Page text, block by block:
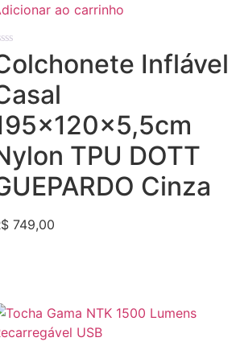
ao carrinho
Inflável
TPU DOTT
Cinza
749,00